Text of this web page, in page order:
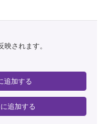
されます。
追加する
追加する